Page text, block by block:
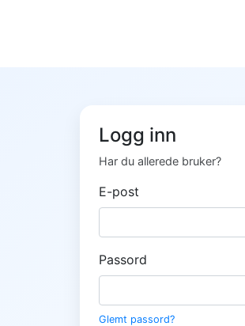
Logg inn
Har du allerede bruker?
E-post
Passord
Glemt passord?